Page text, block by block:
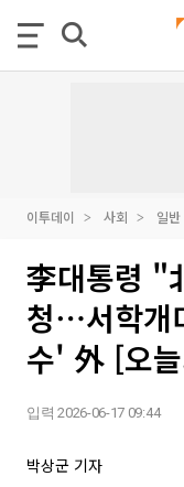
이투데이 사회 일반
李대통령 "
청⋯서학개
수' 外 [오
입력 2026-06-17 09:44
박상군 기자